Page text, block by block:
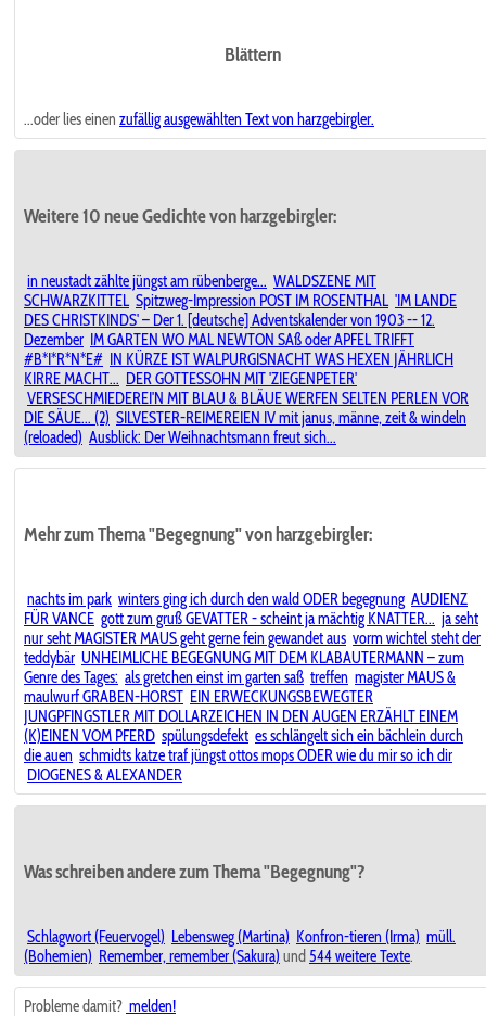
Blättern
...oder lies einen zufällig ausgewählten Text von harzgebirgler.
Weitere 10 neue Gedichte von harzgebirgler:
in neustadt zählte jüngst am rübenberge... WALDSZENE MIT
SCHWARZKITTEL Spitzweg-Impression POST IM ROSENTHAL 'IM LANDE
DES CHRISTKINDS' – Der 1. [deutsche] Adventskalender von 1903 -- 12.
Dezember IM GARTEN WO MAL NEWTON SAß oder APFEL TRIFFT
#B*I*R*N*E# IN KÜRZE IST WALPURGISNACHT WAS HEXEN JÄHRLICH
KIRRE MACHT... DER GOTTESSOHN MIT 'ZIEGENPETER'
VERSESCHMIEDEREI'N MIT BLAU & BLÄUE WERFEN SELTEN PERLEN VOR
DIE SÄUE... (2) SILVESTER-REIMEREIEN IV mit janus, männe, zeit & windeln
(reloaded) Ausblick: Der Weihnachtsmann freut sich...
Mehr zum Thema "Begegnung" von harzgebirgler:
nachts im park winters ging ich durch den wald ODER begegnung AUDIENZ
FÜR VANCE gott zum gruß GEVATTER - scheint ja mächtig KNATTER... ja seht
nur seht MAGISTER MAUS geht gerne fein gewandet aus vorm wichtel steht der
teddybär UNHEIMLICHE BEGEGNUNG MIT DEM KLABAUTERMANN – zum
Genre des Tages: als gretchen einst im garten saß treffen magister MAUS &
maulwurf GRABEN-HORST EIN ERWECKUNGSBEWEGTER
JUNGPFINGSTLER MIT DOLLARZEICHEN IN DEN AUGEN ERZÄHLT EINEM
(K)EINEN VOM PFERD spülungsdefekt es schlängelt sich ein bächlein durch
die auen schmidts katze traf jüngst ottos mops ODER wie du mir so ich dir
DIOGENES & ALEXANDER
Was schreiben andere zum Thema "Begegnung"?
Schlagwort (Feuervogel) Lebensweg (Martina) Konfron-tieren (Irma) müll.
(Bohemien) Remember, remember (Sakura) und 544 weitere Texte.
Probleme damit? melden!